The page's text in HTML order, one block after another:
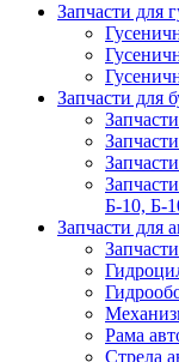
Запчасти для
Запчасти для
Б-10, Б-
Запчасти для
Рама
Стрела